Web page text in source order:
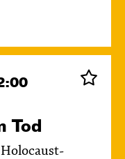
Tod